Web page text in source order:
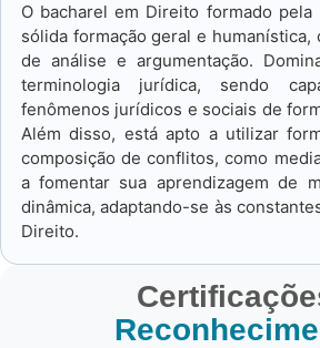
O bacharel em Direito formado
sólida formação geral e humanística,
de análise e argumentação.
terminologia jurídica, sendo
fenômenos jurídicos e sociais de
Além disso, está apto a utilizar
composição de conflitos, como
a fomentar sua aprendizagem de
dinâmica, adaptando-se às
Direito.